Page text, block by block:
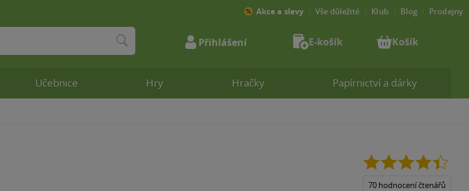
4.4
70 hodnocení čtenářů
Učebnice Hry Hračky Papírnictví a dárky
Akce a slevy Vše důležité Klub Blog Prodejny
Přihlášení E-košík Košík